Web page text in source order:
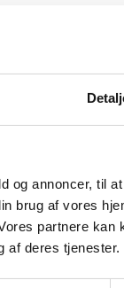
og annoncer, til
brug af vores
partnere
af deres tjenester.